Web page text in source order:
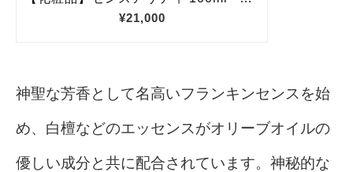
神聖な芳香として名高いフランキンセンスを始
め、白檀などのエッセンスがオリーブオイルの
優しい成分と共に配合されています。神秘的な